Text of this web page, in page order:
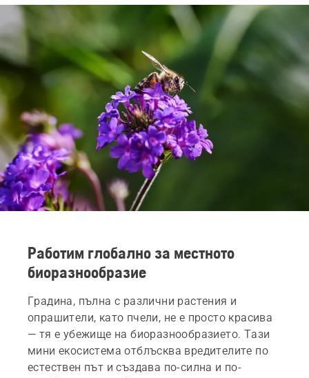
Работим глобално за местното
биоразнообразие
Градина, пълна с различни растения и
опрашители, като пчели, не е просто красива
— тя е убежище на биоразнообразието. Тази
мини екосистема отблъсква вредителите по
естествен път и създава по-силна и по-